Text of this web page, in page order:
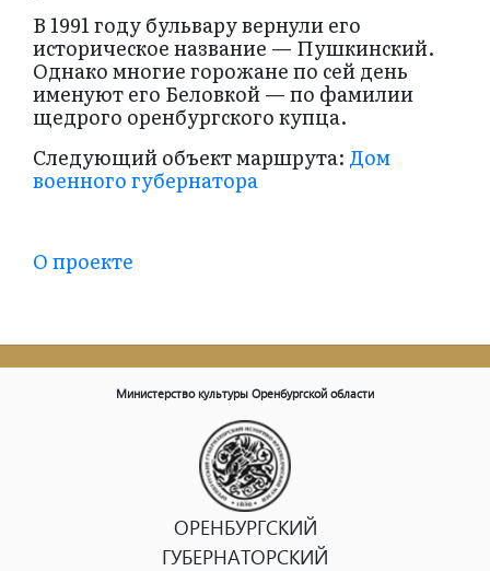
В 1991 году бульвару вернули его
историческое название — Пушкинский.
Однако многие горожане по сей день
именуют его Беловкой — по фамилии
щедрого оренбургского купца.
Следующий объект маршрута: Дом
военного губернатора
О проекте
Министерство культуры Оренбургской области
ОРЕНБУРГСКИЙ
ГУБЕРНАТОРСКИЙ